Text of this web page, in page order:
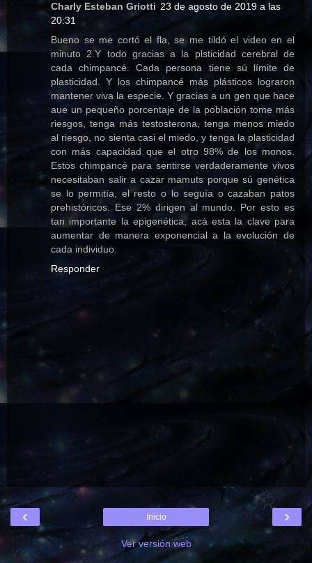
Charly Esteban Griotti 23 de agosto de 2019 a las
20:31
Bueno se me cortó el fla, se me tildó el video en el
minuto 2.Y todo gracias a la plsticidad cerebral de
cada chimpancé. Cada persona tiene sú límite de
plasticidad. Y los chimpancé más plásticos lograron
mantener viva la especie. Y gracias a un gen que hace
aue un pequeño porcentaje de la población tome más
riesgos, tenga más testosterona, tenga menos miedo
al riesgo, no sienta casi el miedo, y tenga la plasticidad
con más capacidad que el otro 98% de los monos.
Estos chimpancé para sentirse verdaderamente vivos
necesitaban salir a cazar mamuts porque sú genética
se lo permitía, el resto o lo seguía o cazaban patos
prehistóricos. Ese 2% dirigen al mundo. Por esto es
tan importante la epigenética, acá esta la clave para
aumentar de manera exponencial a la evolución de
cada individuo.
Responder
‹ ›
Inicio
Ver versión web